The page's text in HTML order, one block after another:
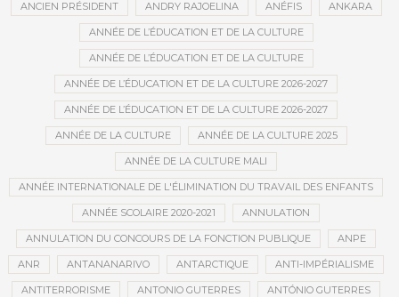
ANCIEN PRÉSIDENT ANDRY RAJOELINA ANÉFIS ANKARA
ANNÉE DE L’ÉDUCATION ET DE LA CULTURE
ANNÉE DE L’ÉDUCATION ET DE LA CULTURE
ANNÉE DE L’ÉDUCATION ET DE LA CULTURE 2026-2027
ANNÉE DE L’ÉDUCATION ET DE LA CULTURE 2026-2027
ANNÉE DE LA CULTURE ANNÉE DE LA CULTURE 2025
ANNÉE DE LA CULTURE MALI
ANNÉE INTERNATIONALE DE L'ÉLIMINATION DU TRAVAIL DES ENFANTS
ANNÉE SCOLAIRE 2020-2021 ANNULATION
ANNULATION DU CONCOURS DE LA FONCTION PUBLIQUE ANPE
ANR ANTANANARIVO ANTARCTIQUE ANTI-IMPÉRIALISME
ANTITERRORISME ANTONIO GUTERRES ANTÓNIO GUTERRES